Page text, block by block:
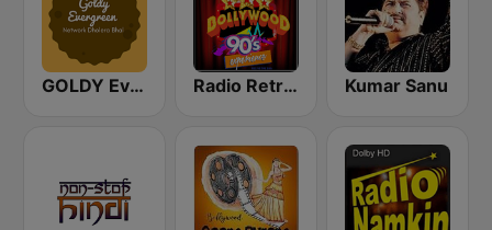
GOLDY Evergreen Radio Retro Bollywood 90s Kumar Sanu